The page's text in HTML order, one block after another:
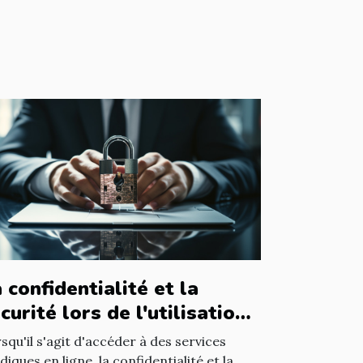
confidentialité et la
lors de l'utilisation
avocat en ligne
s'agit d'accéder à des services